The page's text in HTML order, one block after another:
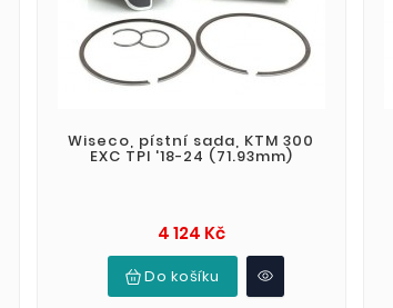
Wiseco, pístní sada, KTM 300
EXC TPI '18-24 (71.93mm)
4 124 KčCena
Do košíku